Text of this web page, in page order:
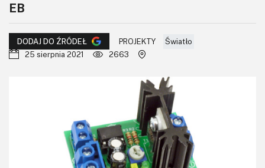
Dla Ciebie
Newsletter
Magazyny
EB
DODAJ DO ŹRÓDEŁ PROJEKTY
Światło
25 sierpnia 2021
2663